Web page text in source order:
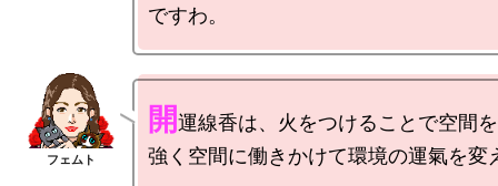
開運線香は、火をつけることで空間
強く空間に働きかけて環境の運氣を変